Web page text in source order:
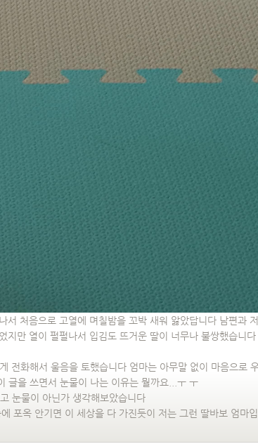
처음으로 고열에 며칠밤을 꼬박 새워 앓았답니다 남편과
지만 열이 펄펄나서 입김도 뜨거운 딸이 너무나 불쌍했습니
전화해서 울음을 토했습니다 엄마는 아무말 없이 마음으로
글을 쓰면서 눈물이 나는 이유는 뭘까요...ㅜ ㅜ
눈물이 아닌가 생각해보았습니다
포옥 안기면 이 세상을 다 가진듯이 저는 그런 딸바보 엄마입